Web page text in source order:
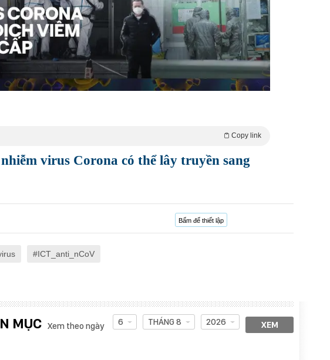
Copy link
virus Corona có thể lây truyền sang
Bấm để thiết lập
ICT_anti_nCoV
MỤC Xem theo ngày 6 THÁNG 8 2026 XEM